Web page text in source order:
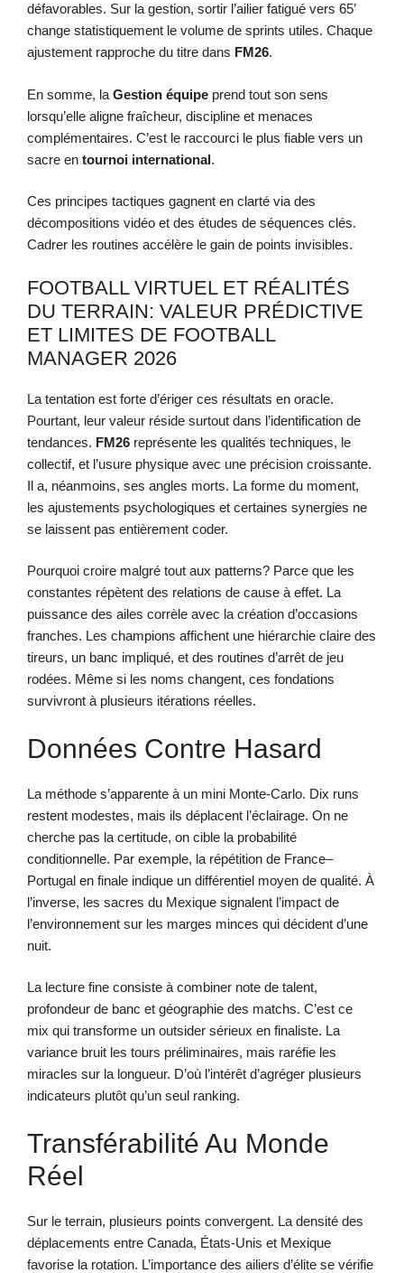
défavorables. Sur la gestion, sortir l’ailier fatigué vers 65’
change statistiquement le volume de sprints utiles. Chaque
ajustement rapproche du titre dans FM26.
En somme, la Gestion équipe prend tout son sens
lorsqu’elle aligne fraîcheur, discipline et menaces
complémentaires. C’est le raccourci le plus fiable vers un
sacre en tournoi international.
Ces principes tactiques gagnent en clarté via des
décompositions vidéo et des études de séquences clés.
Cadrer les routines accélère le gain de points invisibles.
FOOTBALL VIRTUEL ET RÉALITÉS
DU TERRAIN: VALEUR PRÉDICTIVE
ET LIMITES DE FOOTBALL
MANAGER 2026
La tentation est forte d’ériger ces résultats en oracle.
Pourtant, leur valeur réside surtout dans l’identification de
tendances. FM26 représente les qualités techniques, le
collectif, et l’usure physique avec une précision croissante.
Il a, néanmoins, ses angles morts. La forme du moment,
les ajustements psychologiques et certaines synergies ne
se laissent pas entièrement coder.
Pourquoi croire malgré tout aux patterns? Parce que les
constantes répètent des relations de cause à effet. La
puissance des ailes corrèle avec la création d’occasions
franches. Les champions affichent une hiérarchie claire des
tireurs, un banc impliqué, et des routines d’arrêt de jeu
rodées. Même si les noms changent, ces fondations
survivront à plusieurs itérations réelles.
Données Contre Hasard
La méthode s’apparente à un mini Monte-Carlo. Dix runs
restent modestes, mais ils déplacent l’éclairage. On ne
cherche pas la certitude, on cible la probabilité
conditionnelle. Par exemple, la répétition de France–
Portugal en finale indique un différentiel moyen de qualité. À
l’inverse, les sacres du Mexique signalent l’impact de
l’environnement sur les marges minces qui décident d’une
nuit.
La lecture fine consiste à combiner note de talent,
profondeur de banc et géographie des matchs. C’est ce
mix qui transforme un outsider sérieux en finaliste. La
variance bruit les tours préliminaires, mais raréfie les
miracles sur la longueur. D’où l’intérêt d’agréger plusieurs
indicateurs plutôt qu’un seul ranking.
Transférabilité Au Monde
Réel
Sur le terrain, plusieurs points convergent. La densité des
déplacements entre Canada, États-Unis et Mexique
favorise la rotation. L’importance des ailiers d’élite se vérifie